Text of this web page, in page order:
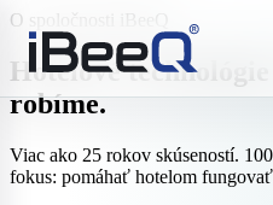
O spoločnosti iBeeQ
Hotelové technológie
robíme.
Viac ako 25 rokov skúseností.
fokus: pomáhať hotelom